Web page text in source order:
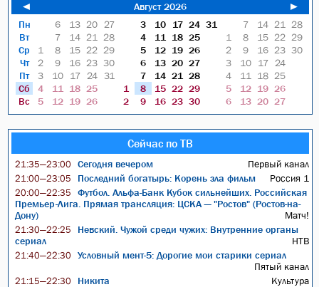
◄
Август 2026
►
Пн
Вт
Ср
Чт
Пт
Сб
Вс
6 13 20
27
7
14 21
28
1
8 15 22 29
2
9 16 23 30
3
10 17 24 31
4
11 18 25
5
12 19 26
3 10 17 24 31
4
11 18 25
5
12 19 26
6
13 20 27
7
14 21
28
1
8 15 22 29
2
9 16 23 30
7 14 21
28
1
8 15 22 29
2
9 16 23 30
3
10 17
24
4
11 18 25
5
12 19 26
6
13 20 27
Сейчас по ТВ
21:35—23:00 Сегодня вечером Первый канал
21:00—23:05 Последний богатырь: Корень зла фильм Россия 1
20:00—22:35
Футбол. Альфа-Банк Кубок сильнейших. Российская
Премьер-Лига. Прямая трансляция: ЦСКА — "Ростов" (Ростов-на-
Дону)
Матч!
21:30—22:25
Невский. Чужой среди чужих: Внутренние органы
сериал
НТВ
21:40—22:30
Условный мент-5: Дорогие мои старики сериал
Пятый канал
21:15—22:30 Никита Культура